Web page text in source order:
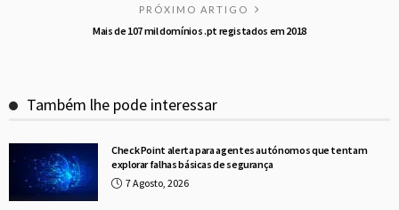
PRÓXIMO ARTIGO
Mais de 107 mil domínios .pt registados em 2018
Também lhe pode interessar
Check Point alerta para agentes autónomos que tentam
explorar falhas básicas de segurança
7 Agosto, 2026